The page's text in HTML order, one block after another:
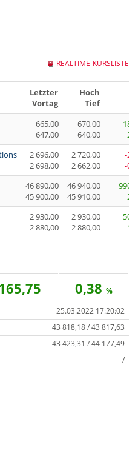
REALTIME-KURSLISTE
Letzter
Vortag
Hoch
Tief
665,00
647,00
670,00
640,00
2 696,00
2 698,00
2 720,00
2 662,00
-
-
46 890,00
45 900,00
46 940,00
45 910,00
2 930,00
2 880,00
2 930,00
2 880,00
0,38 %
25.03.2022 17:20:02
43 818,18 / 43 817,63
43 423,31 / 44 177,49
/